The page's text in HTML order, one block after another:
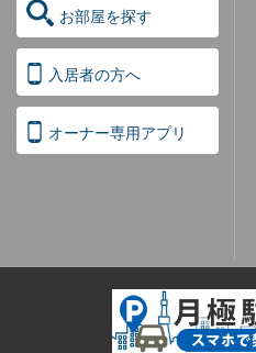
お部屋を探す
入居者の方へ
オーナー専用アプリ